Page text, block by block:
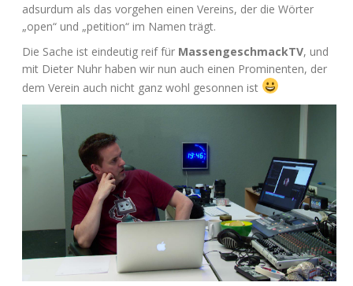
adsur­dum als das vor­ge­hen einen Ver­eins, der die Wör­ter
„open“ und „peti­ti­on“ im Namen trägt.
Die Sache ist ein­deu­tig reif für Mas­sen­ge­schmackTV, und
mit Die­ter Nuhr haben wir nun auch einen Pro­mi­nen­ten, der
dem Ver­ein auch nicht ganz wohl geson­nen ist